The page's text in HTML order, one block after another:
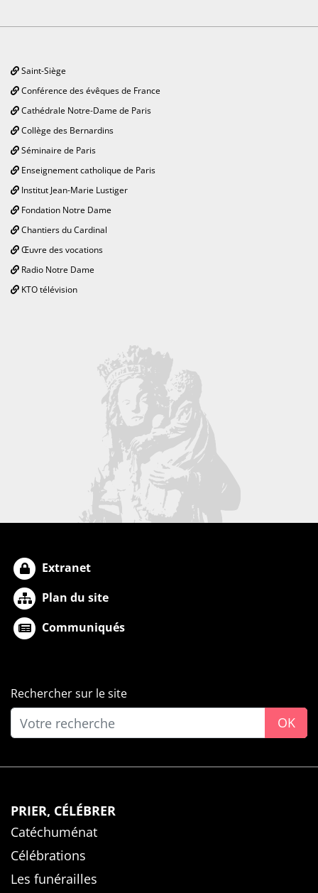
Saint-Siège
Conférence des évêques de France
Cathédrale Notre-Dame de Paris
Collège des Bernardins
Séminaire de Paris
Enseignement catholique de Paris
Institut Jean-Marie Lustiger
Fondation Notre Dame
Chantiers du Cardinal
Œuvre des vocations
Radio Notre Dame
KTO télévision
Extranet
Plan du site
Communiqués
Rechercher sur le site
OK
PRIER, CÉLÉBRER
Catéchuménat
Célébrations
Les funérailles